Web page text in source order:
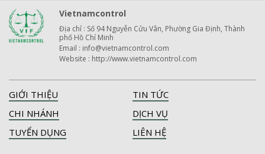
Vietnamcontrol
Địa chỉ : Số 94 Nguyễn Cửu Vân, Phường Gia Định, Thành
phố Hồ Chí Minh
Email : info@vietnamcontrol.com
Website : http://www.vietnamcontrol.com
GIỚI THIỆU
TIN TỨC
CHI NHÁNH
DỊCH VỤ
TUYỂN DỤNG
LIÊN HỆ